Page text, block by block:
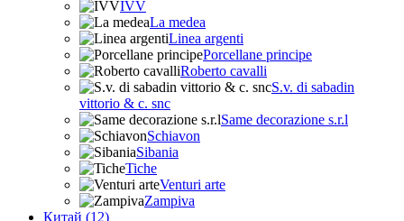
IVV
La medea
Linea argenti
Porcellane principe
Roberto cavalli
S.v. di sabadin
vittorio & c. snc
Same decorazione s.r.l
Schiavon
Sibania
Tiche
Venturi arte
Zampiva
Китай (12)